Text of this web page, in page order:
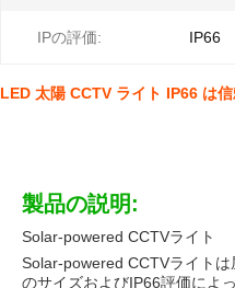
IPの評価: IP66
LED 太陽 CCTV ライト IP66 は
製品の説明:
Solar-powered CCTVライト
Solar-powered CCTVライト
のサイズおよびIP66評価によ